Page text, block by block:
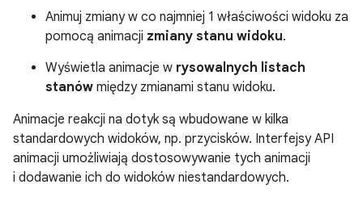
Animuj zmiany w co najmniej 1 właściwości widoku za
pomocą animacji zmiany stanu widoku.
Wyświetla animacje w rysowalnych listach
stanów między zmianami stanu widoku.
Animacje reakcji na dotyk są wbudowane w kilka
standardowych widoków, np. przycisków. Interfejsy API
animacji umożliwiają dostosowywanie tych animacji
i dodawanie ich do widoków niestandardowych.